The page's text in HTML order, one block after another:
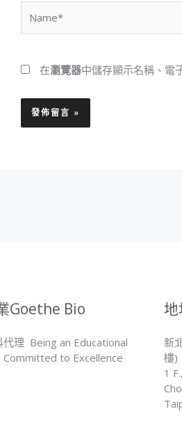
在瀏覽器中儲存顯示名稱、電
Goethe Bio
代理 Being an Educational
Committed to Excellence
新
樓)
1